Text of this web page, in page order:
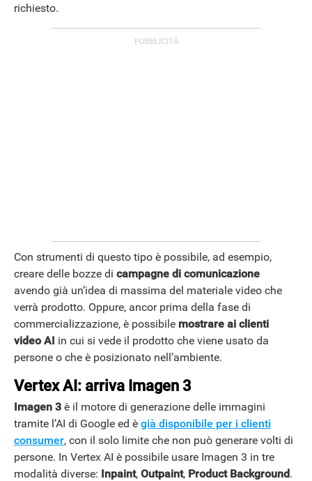
richiesto.
Con strumenti di questo tipo è possibile, ad esempio,
creare delle bozze di campagne di comunicazione
avendo già un’idea di massima del materiale video che
verrà prodotto. Oppure, ancor prima della fase di
commercializzazione, è possibile mostrare ai clienti
video AI in cui si vede il prodotto che viene usato da
persone o che è posizionato nell’ambiente.
Vertex AI: arriva Imagen 3
Imagen 3 è il motore di generazione delle immagini
tramite l’AI di Google ed è già disponibile per i clienti
consumer, con il solo limite che non può generare volti di
persone. In Vertex AI è possibile usare Imagen 3 in tre
modalità diverse: Inpaint, Outpaint, Product Background.